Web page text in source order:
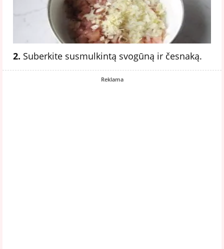
2. Suberkite susmulkintą svogūną ir česnaką.
Reklama